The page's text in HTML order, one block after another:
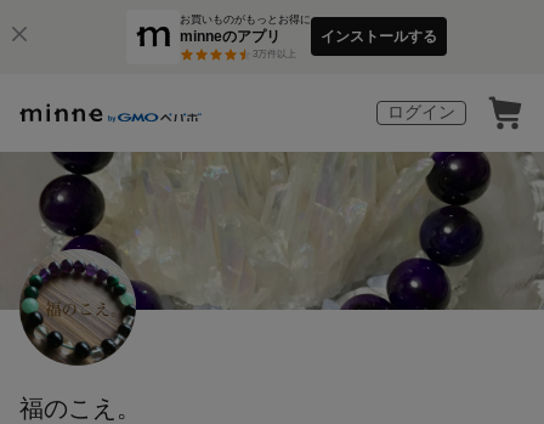
お買いものがもっとお得に
minneのアプリ
3万件以上
インストールする
ログイン
福のこえ。